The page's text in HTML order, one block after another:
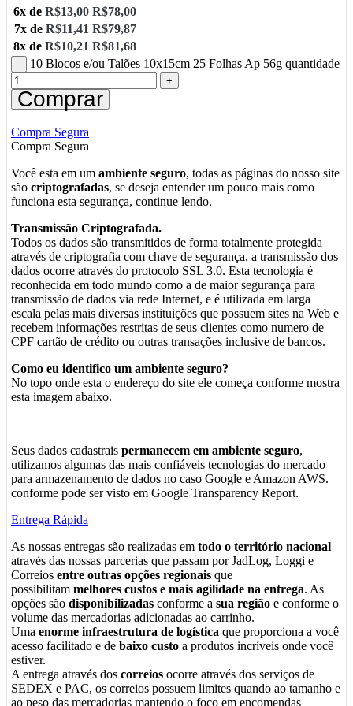
6x de R$13,00 R$78,00
7x de R$11,41 R$79,87
8x de R$10,21 R$81,68
10 Blocos e/ou Talões 10x15cm 25 Folhas Ap 56g quantidade
Comprar
Compra Segura
Compra Segura
Você esta em um ambiente seguro, todas as páginas do nosso site
são criptografadas, se deseja entender um pouco mais como
funciona esta segurança, continue lendo.
Transmissão Criptografada.
Todos os dados são transmitidos de forma totalmente protegida
através de criptografia com chave de segurança, a transmissão dos
dados ocorre através do protocolo SSL 3.0. Esta tecnologia é
reconhecida em todo mundo como a de maior segurança para
transmissão de dados via rede Internet, e é utilizada em larga
escala pelas mais diversas instituições que possuem sites na Web e
recebem informações restritas de seus clientes como numero de
CPF cartão de crédito ou outras transações inclusive de bancos.
Como eu identifico um ambiente seguro?
No topo onde esta o endereço do site ele começa conforme mostra
esta imagem abaixo.
Seus dados cadastrais permanecem em ambiente seguro,
utilizamos algumas das mais confiáveis tecnologias do mercado
para armazenamento de dados no caso Google e Amazon AWS.
conforme pode ser visto em Google Transparency Report.
Entrega Rápida
As nossas entregas são realizadas em todo o território nacional
através das nossas parcerias que passam por JadLog, Loggi e
Correios entre outras opções regionais que
possibilitam melhores custos e mais agilidade na entrega. As
opções são disponibilizadas conforme a sua região e conforme o
volume das mercadorias adicionadas ao carrinho.
Uma enorme infraestrutura de logística que proporciona a você
acesso facilitado e de baixo custo a produtos incríveis onde você
estiver.
A entrega através dos correios ocorre através dos serviços de
SEDEX e PAC, os correios possuem limites quando ao tamanho e
ao peso das mercadorias mantendo o foco em encomendas